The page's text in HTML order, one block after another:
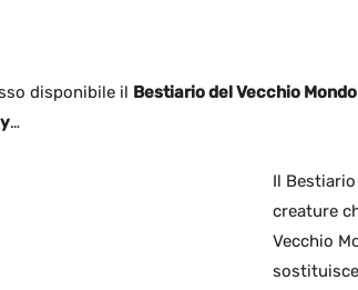
disponibile il Bestiario del Vecchio Mondo
…
Il
creature
Vecchio